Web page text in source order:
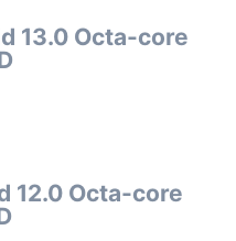
13.0 Octa-core
12.0 Octa-core